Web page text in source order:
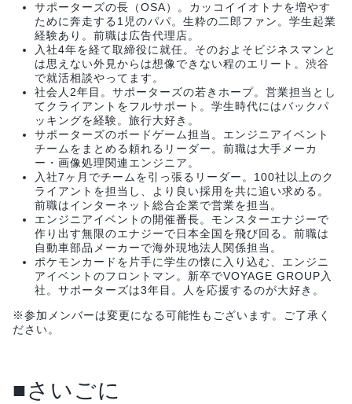
サポーターズの長（OSA）。カッコイイオトナを増やす
ために奔走する1児のパパ。生粋の二郎ファン。学生起業
経験あり。前職は広告代理店。
入社4年を経て取締役に就任。そのおよそビジネスマンと
は思えない外見からは想像できない程のエリート。渋谷
で就活相談やってます。
社会人2年目。サポーターズの若きホープ。営業担当とし
てクライアントをフルサポート。学生時代にはバックパ
ッキングを経験。旅行大好き。
サポーターズのボードゲーム担当。エンジニアイベント
チームをまとめる頼れるリーダー。前職は大手メーカ
ー・画像処理関連エンジニア。
入社7ヶ月でチームを引っ張るリーダー。100社以上のク
ライアントを担当し、より良い採用を共に追い求める。
前職はインターネット総合企業で営業を担当。
エンジニアイベントの開催番長。モンスターエナジーで
作り出す無限のエナジーで日本全国を飛び回る。前職は
自動車部品メーカーで海外現地法人関係担当。
ポケモンカードを片手に学生の懐に入り込む、エンジニ
アイベントのフロントマン。新卒でVOYAGE GROUP入
社。サポーターズは3年目。人を応援するのが大好き。
※参加メンバーは変更になる可能性もございます。ご了承く
ださい。
■さいごに